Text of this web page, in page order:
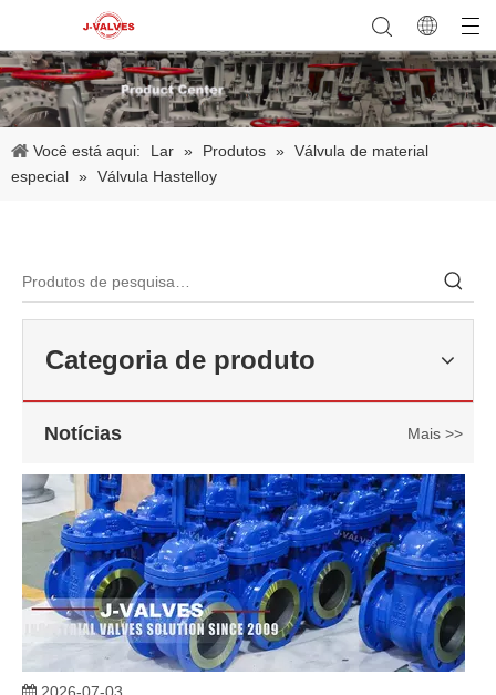
Você está aqui: Lar » Produtos » Válvula de material
especial » Válvula Hastelloy
Categoria de produto
Notícias Mais >>
2026-06-22
2026-07-03